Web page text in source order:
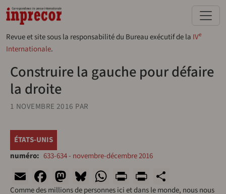
Aller au contenu principal
Revue et site sous la responsabilité du Bureau exécutif de la IVe
Internationale.
Construire la gauche pour défaire
la droite
1 NOVEMBRE 2016 PAR
ÉTATS-UNIS
numéro
633-634 - novembre-décembre 2016
EmailFacebook
Mastodon
Bluesky
WhatsApp
Print
Comme des millions de personnes ici et dans le monde, nous nous